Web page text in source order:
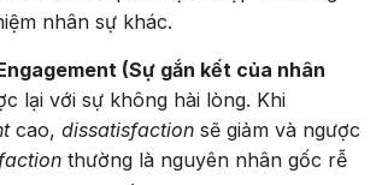
nhân sự khác.
(Sự gắn kết của nhân
lại với sự không hài lòng. Khi
cao, dissatisfaction sẽ giảm và ngược
thường là nguyên nhân gốc rễ